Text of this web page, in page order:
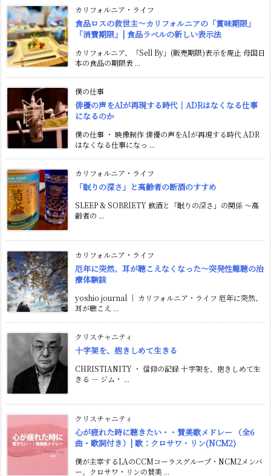
カリフォルニア・ライフ
食品ロスの救世主〜カリフォルニアの「賞味期限」
「消費期限」| 食品ラベルの新しい表示法
カリフォルニア、「Sell By」(販売期限)表示を廃止 母国日
本の食品の期限表 ...
僕の仕事
俳優の声をAIが再現する時代｜ADRはなくなる仕事
になるのか
僕の仕事 ・ 映像制作 俳優の声をAIが再現する時代 ADR
はなくなる仕事になっ ...
カリフォルニア・ライフ
「眠りの深さ」と高齢者の断酒のすすめ
SLEEP & SOBRIETY 飲酒と「眠りの深さ」の関係 〜高
齢者の ...
カリフォルニア・ライフ
厄年に突然、耳が聴こえなくなった〜突発性難聴の治
療体験談
yoshio journal ｜ カリフォルニア・ライフ 厄年に突然、
耳が聴こえ ...
クリスチャニティ
十字架を、抱きしめて生きる
CHRISTIANITY ・ 信仰の記録 十字架を、抱きしめて生
きる ― ジム・ ...
クリスチャニティ
心が疲れた時に聴きたい・・賛美歌メドレー （全6
曲・歌詞付き）| 歌：クロサワ・リン(NCM2)
僕が主宰するLAのCCMコーラスグループ・NCM2メンバ
ー、クロサワ・リンの賛美 ...